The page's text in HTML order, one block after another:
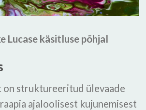
Lucase käsitluse põhjal
on struktureeritud ülevaade
ajaloolisest kujunemisest